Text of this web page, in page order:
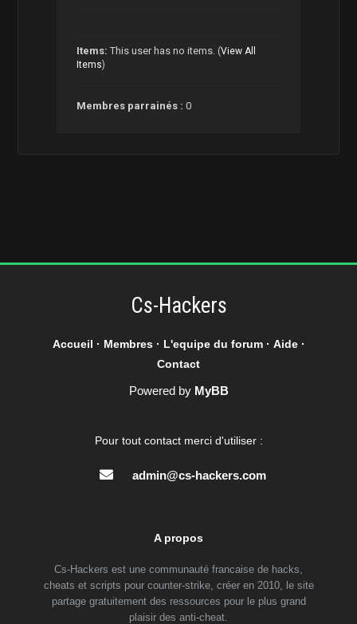
Items: This user has no items. (View All
Items)
Membres parrainés :0
Cs-Hackers
Accueil · Membres· L'equipe du forum· Aide·
Contact
Powered by MyBB
Pour tout contact merci d'utiliser :
admin@cs-hackers.com
A propos
Cs-Hackers est une communauté francaise de hacks,
cheats et scripts pour counter-strike, créer en 2010, le site
partage gratuitement des ressources pour le plus grand
plaisir des anti-cheat.